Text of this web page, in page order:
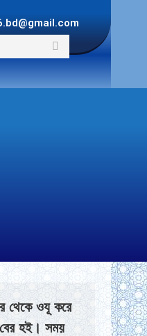
থেকে ওযূ করে
বের হই। সময়